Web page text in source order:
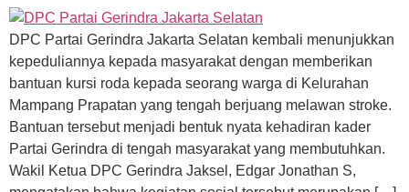
DPC Partai Gerindra Jakarta Selatan kembali menunjukkan
kepeduliannya kepada masyarakat dengan memberikan
bantuan kursi roda kepada seorang warga di Kelurahan
Mampang Prapatan yang tengah berjuang melawan stroke.
Bantuan tersebut menjadi bentuk nyata kehadiran kader
Partai Gerindra di tengah masyarakat yang membutuhkan.
Wakil Ketua DPC Gerindra Jaksel, Edgar Jonathan S,